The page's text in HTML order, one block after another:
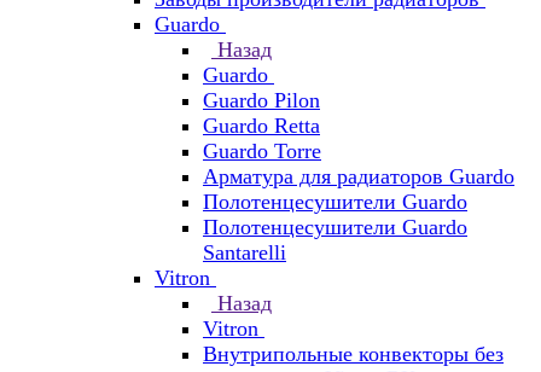
Guardo
Назад
Guardo
Guardo Pilon
Guardo Retta
Guardo Torre
Арматура для радиаторов Guardo
Полотенцесушители Guardo
Полотенцесушители Guardo
Santarelli
Vitron
Назад
Vitron
Внутрипольные конвекторы без